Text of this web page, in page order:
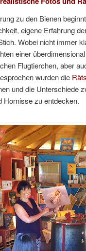
zu den Bienen
eigene Erfahrung
Wobei nicht immer
einer
Flugtierchen, aber
wurden die
und die Unterschiede
Hornisse zu entdecken.